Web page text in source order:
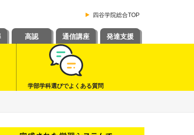
四谷学院総合TOP
高認 通信講座 発達支援
学部学科選びでよくある質問